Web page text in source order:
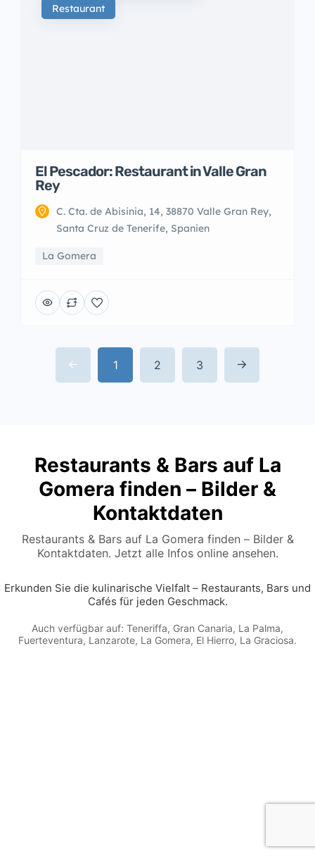
Restaurant
El Pescador: Restaurant in Valle Gran
Rey
C. Cta. de Abisinia, 14, 38870 Valle Gran Rey,
Santa Cruz de Tenerife, Spanien
La Gomera
1 2 3
Restaurants & Bars auf La
Gomera finden – Bilder &
Kontaktdaten
Restaurants & Bars auf La Gomera finden – Bilder &
Kontaktdaten. Jetzt alle Infos online ansehen.
Erkunden Sie die kulinarische Vielfalt – Restaurants, Bars und
Cafés für jeden Geschmack.
Auch verfügbar auf: Teneriffa Gran Canaria La Palma
Fuerteventura Lanzarote La Gomera El Hierro La Graciosa